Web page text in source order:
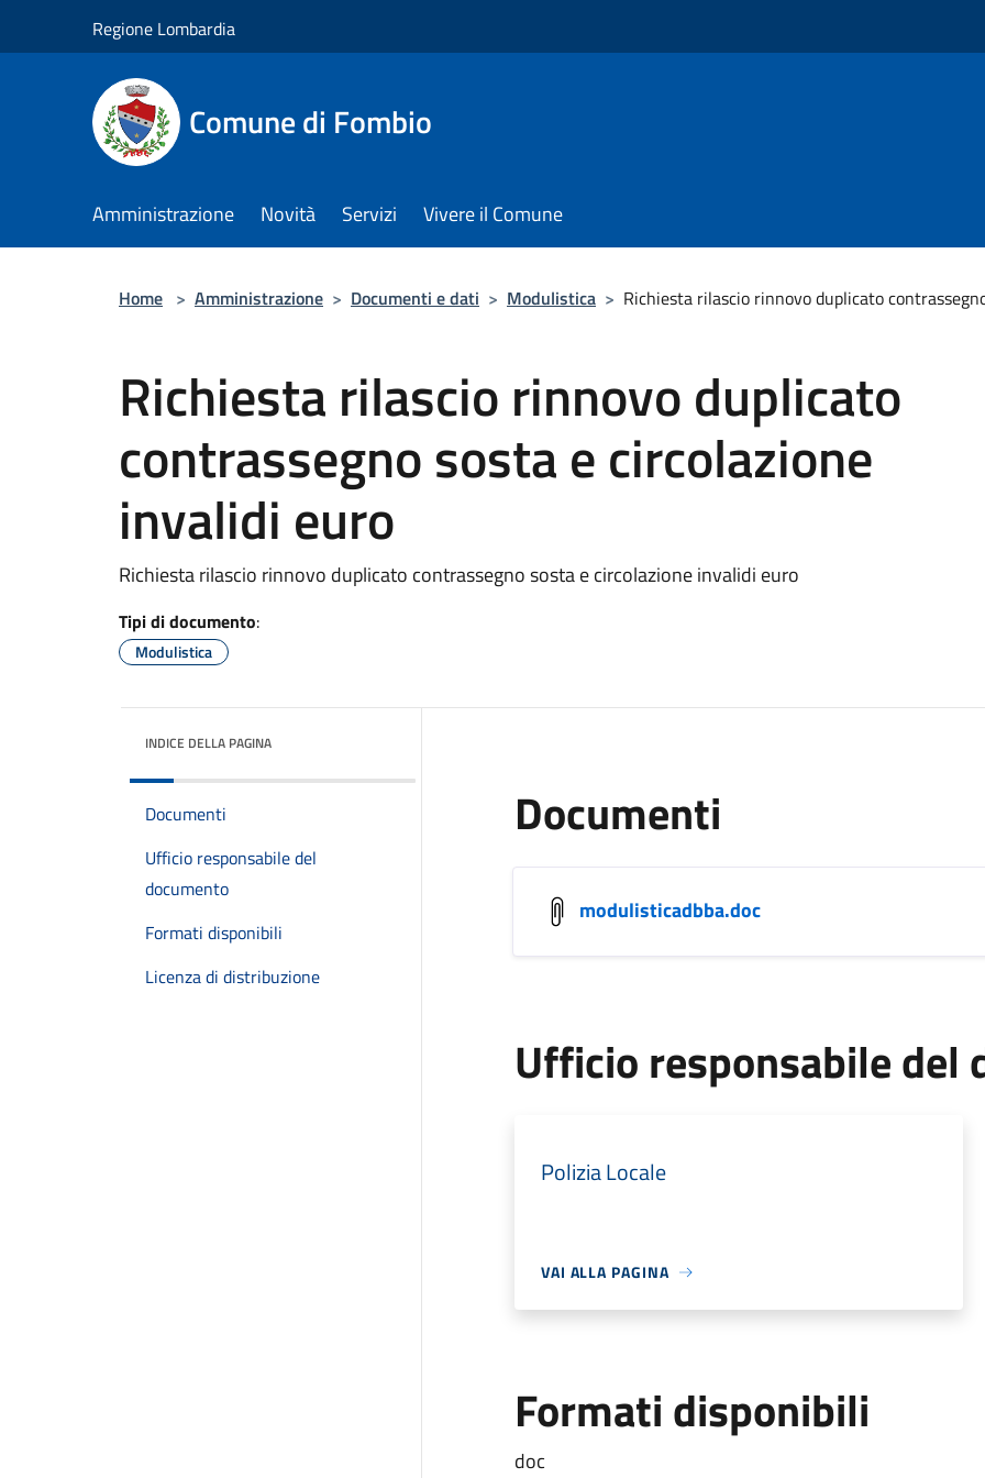
Regione Lombardia
Comune di Fombio
Amministrazione Novità Servizi Vivere il Comune
Home > Amministrazione > Documenti e dati > Modulistica > Richiesta rilascio rinnovo duplicato
Richiesta rilascio rinnovo duplicato
contrassegno sosta e circolazione
invalidi euro
Richiesta rilascio rinnovo duplicato contrassegno sosta e circolazione invalidi euro
Tipi di documento:
Modulistica
INDICE DELLA PAGINA
Documenti
Ufficio responsabile del
documento
Formati disponibili
Licenza di distribuzione
Documenti
modulisticadbba.doc
Ufficio responsabile del
Polizia Locale
VAI ALLA PAGINA
Formati disponibili
doc